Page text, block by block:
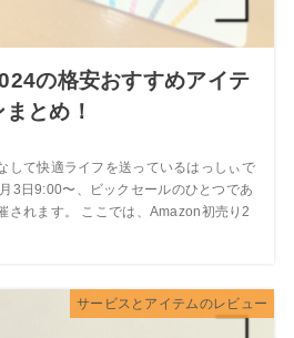
の格安おすすめアイテ
とめ！
して快適ライフを送っているはっしぃで
3日9:00〜、ビックセールのひとつであ
されます。 ここでは、Amazon初売り2
サービスとアイテムのレビュー